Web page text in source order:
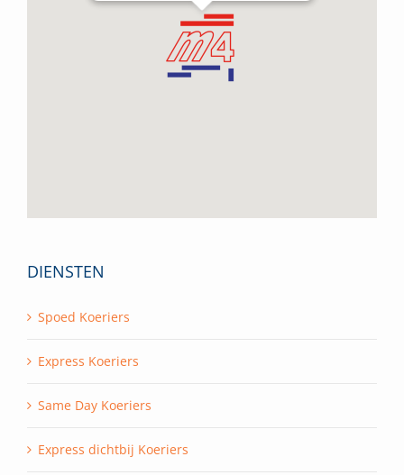
DIENSTEN
Spoed Koeriers
Express Koeriers
Same Day Koeriers
Express dichtbij Koeriers